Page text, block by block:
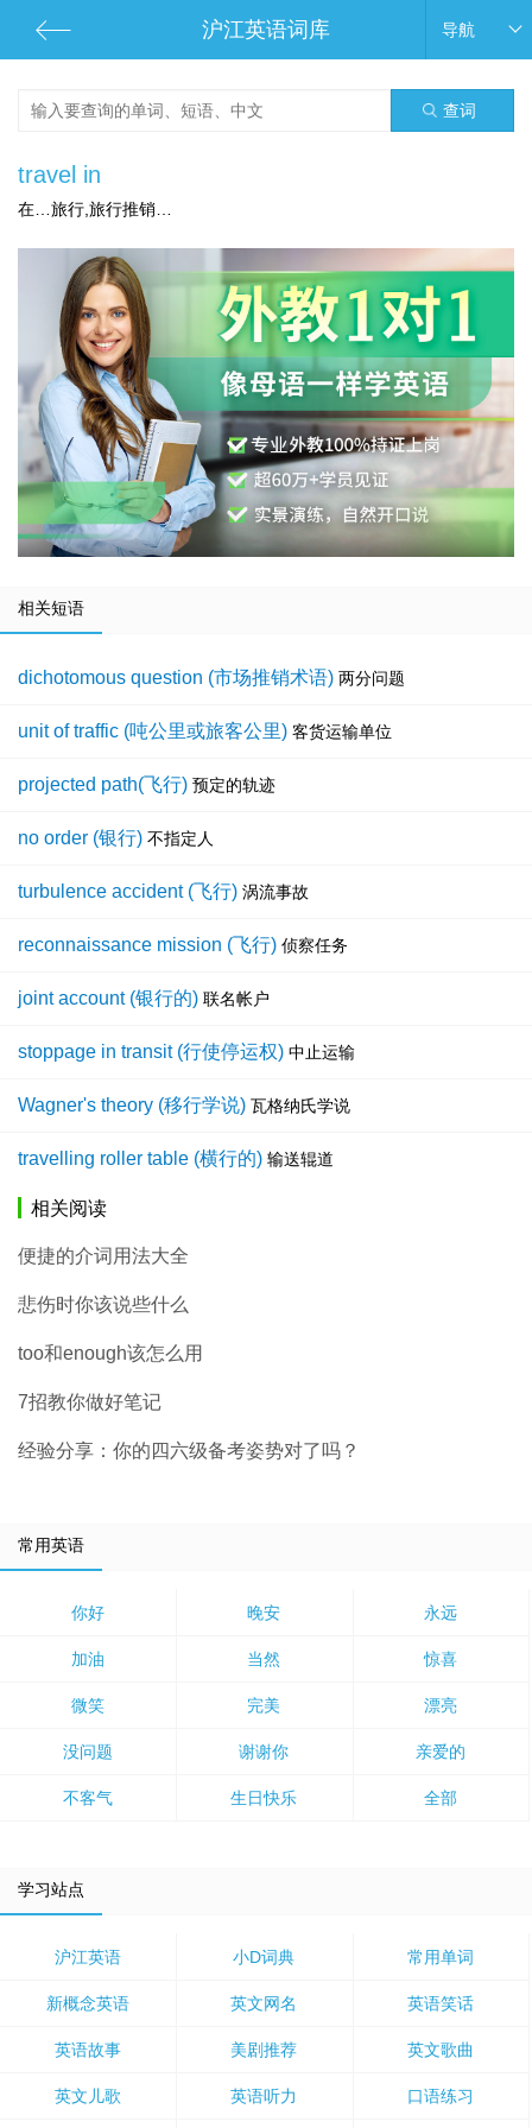
沪江英语词库 导航
查词
travel in
在…旅行,旅行推销…
相关短语
dichotomous question (市场推销术语) 两分问题
unit of traffic (吨公里或旅客公里) 客货运输单位
projected path(飞行) 预定的轨迹
no order (银行) 不指定人
turbulence accident (飞行) 涡流事故
reconnaissance mission (飞行) 侦察任务
joint account (银行的) 联名帐户
stoppage in transit (行使停运权) 中止运输
Wagner's theory (移行学说) 瓦格纳氏学说
travelling roller table (横行的) 输送辊道
相关阅读
便捷的介词用法大全
悲伤时你该说些什么
too和enough该怎么用
7招教你做好笔记
经验分享：你的四六级备考姿势对了吗？
常用英语
你好 晚安 永远
加油 当然 惊喜
微笑 完美 漂亮
没问题 谢谢你 亲爱的
不客气 生日快乐 全部
学习站点
沪江英语 小D词典 常用单词
新概念英语 英文网名 英语笑话
英语故事 美剧推荐 英文歌曲
英文儿歌 英语听力 口语练习